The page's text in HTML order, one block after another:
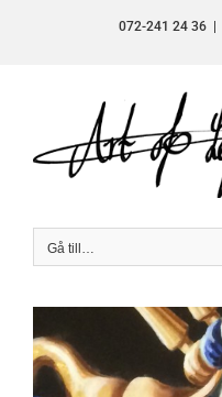
072-241 24 36
Gå till…
Larger
Image